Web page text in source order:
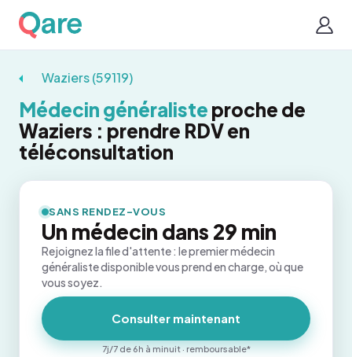
Waziers (59119)
Médecin généraliste proche de
Waziers : prendre RDV en
téléconsultation
SANS RENDEZ-VOUS
Un médecin dans 29 min
Rejoignez la file d'attente : le premier médecin
généraliste disponible vous prend en charge, où que
vous soyez.
Consulter maintenant
7j/7 de 6h à minuit · remboursable*